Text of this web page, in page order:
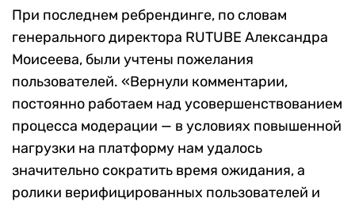
При последнем ребрендинге, по словам
генерального директора RUTUBE Александра
Моисеева, были учтены пожелания
пользователей. «Вернули комментарии,
постоянно работаем над усовершенствованием
процесса модерации — в условиях повышенной
нагрузки на платформу нам удалось
значительно сократить время ожидания, а
ролики верифицированных пользователей и